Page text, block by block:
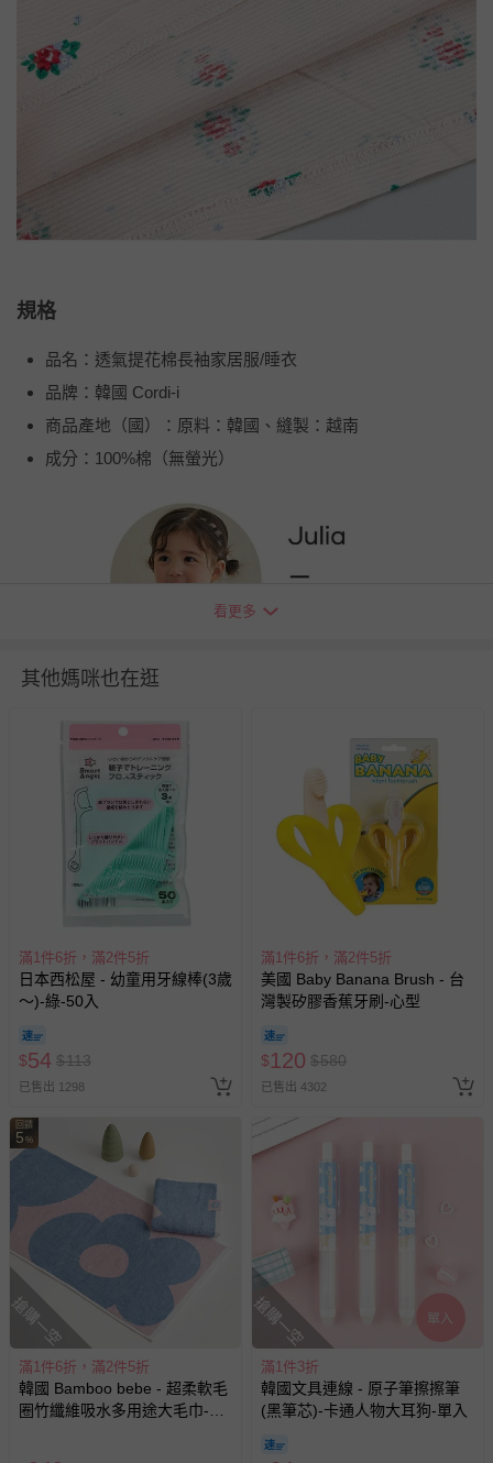
規格
品名：透氣提花棉長袖家居服/睡衣
品牌：韓國 Cordi-i
商品產地（國）：原料：韓國、縫製：越南
成分：100%棉（無螢光）
* 主布料採用無螢光棉；但由於產品特性，除布料以外的部分附
加材質與印花可能含有螢光物質。
貼心小叮嚀
1. 尺寸表單位皆為公分(cm)，實際尺寸會因布料彈性、水洗、
測量起迄點等因素略有誤差。
每個尺寸的月數和建議年齡僅供參考，體重和體型可能會根據
對照。
3. 第一次穿之前，建議單獨手洗。
4. 建議以冷水清洗，以免造成移染或掉色。
以免相互移染。請使用中性洗劑。浸泡時間不宜過長。
6. 衣物若含圖案、印花等設計均建議手洗；如需機洗，請務必
將衣服翻面放入洗衣網、再放洗衣機，以免刮損圖樣。（若有
標註不可機洗或乾洗，請勿機洗、乾洗）
7. 請勿使用漂白劑、螢光增白劑及衣物柔軟劑，以免破壞布料
或導致掉色。
8. 洗滌後立刻晾乾，勿使用烘衣機。過分烘乾可能會破壞織物
纖維、導致衣物收縮。如有熨燙需求，請低溫熨燙。
9. 每件商品於拍攝時均力求忠實呈現，但因每台電腦、手機或
平板等設備之螢幕亮度、解析度不同，可能會有些許色差，謝
謝媽咪爸比們的體諒。
退換貨須知
您所購買的商品享有7天的鑑賞期／猶豫期權益，但此期間
並非試用期，您所退回的商品必須是未經使用的全新狀態，
包含完整包裝、配件、說明文件及贈品等。
看更多
其他媽咪也在逛
滿1件6折，滿2件5折
日本西松屋 - 幼童用牙線棒(3歲
～)-綠-50入
$54 $113
已售出 1298
滿1件6折，滿2件5折
美國 Baby Banana Brush - 台
灣製矽膠香蕉牙刷-心型
$120 $580
已售出 4302
回饋
5 %
搶購一空
滿1件6折，滿2件5折
韓國 Bamboo bebe - 超柔軟毛
圈竹纖維吸水多用途大毛巾-幾
搶購一空
滿1件3折
韓國文具連線 - 原子筆擦擦筆
(黑筆芯)-卡通人物大耳狗-單入